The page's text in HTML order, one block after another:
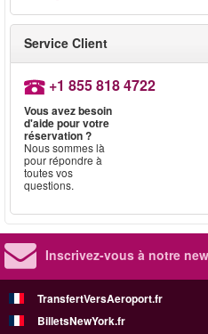
Service Client
+1 855 818 4722
Vous avez besoin
d'aide pour votre
réservation ?
Nous sommes là
pour répondre à
toutes vos
questions.
Inscrivez-vous à notre
TransfertVersAeroport.fr
BilletsNewYork.fr